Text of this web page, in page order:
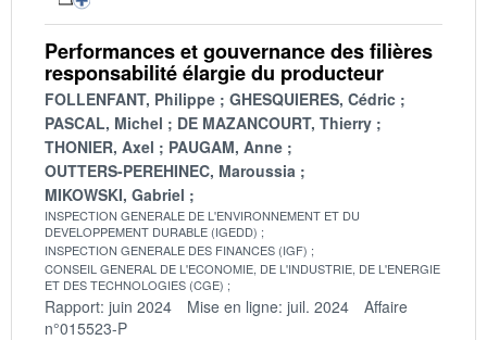
Performances et gouvernance des filières
responsabilité élargie du producteur
FOLLENFANT, Philippe
GHESQUIERES, Cédric
PASCAL, Michel
DE MAZANCOURT, Thierry
THONIER, Axel
PAUGAM, Anne
OUTTERS-PEREHINEC, Maroussia
MIKOWSKI, Gabriel
INSPECTION GENERALE DE L'ENVIRONNEMENT ET DU
DEVELOPPEMENT DURABLE (IGEDD)
INSPECTION GENERALE DES FINANCES (IGF)
CONSEIL GENERAL DE L'ECONOMIE, DE L'INDUSTRIE, DE L'ENERGIE
ET DES TECHNOLOGIES (CGE)
Rapport: juin 2024 Mise en ligne: juil. 2024
Affaire
n°015523-P